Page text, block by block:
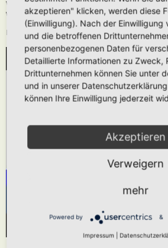
Wie oben beschrieben kann die URL auch ohne
werden.
Das hier gezeigt Beispiel würde folgendes
WIR BENÖTIGEN IHRE
DEN YOUTUBE-SERVICE
um Videoinhalte einzubetten.
Daten zu Ihren Aktivitäten
Sie die Details durch und
Nutzung des Service zu, um
Mehr Informationen
Powered byUsercentrics Consent
akzeptieren" klicken, werden diese
(Einwilligung). Nach der Einwilligung
und die betroffenen
personenbezogenen Daten für
Detaillierte Informationen zu Zweck,
Drittunternehmen können Sie unter
und in unserer
können Ihre Einwilligung jederzeit
Akzeptieren
Verweigern
mehr
Powered by &
Impressum